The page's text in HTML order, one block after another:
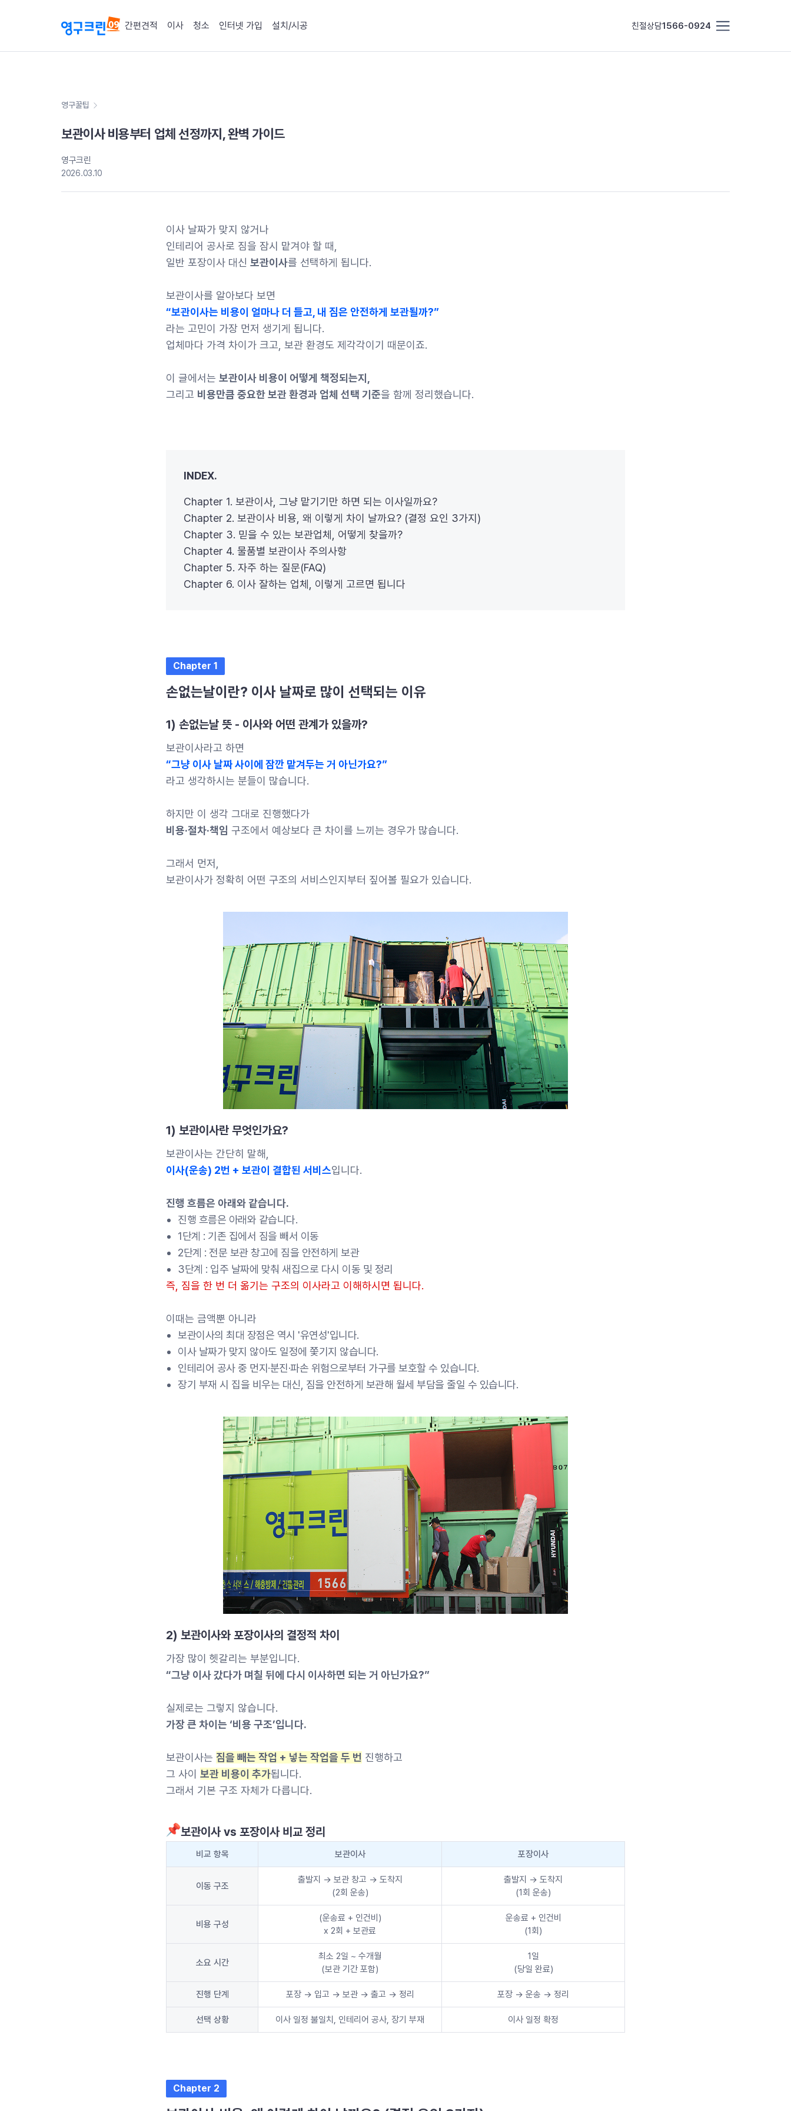
간편견적 이사 청소 인터넷 가입 설치/시공 친절상담1566-0924
영구꿀팁
보관이사 비용부터 업체 선정까지, 완벽 가이드
영구크린
2026.03.10
이사 날짜가 맞지 않거나
인테리어 공사로 짐을 잠시 맡겨야 할 때,
일반 포장이사 대신 보관이사를 선택하게 됩니다.
보관이사를 알아보다 보면
“보관이사는 비용이 얼마나 더 들고, 내 짐은 안전하게 보관될까?”
라는 고민이 가장 먼저 생기게 됩니다.
업체마다 가격 차이가 크고, 보관 환경도 제각각이기 때문이죠.
이 글에서는 보관이사 비용이 어떻게 책정되는지,
그리고 비용만큼 중요한 보관 환경과 업체 선택 기준을 함께 정리했습니다.
INDEX.
Chapter 1. 보관이사, 그냥 맡기기만 하면 되는 이사일까요?
Chapter 2. 보관이사 비용, 왜 이렇게 차이 날까요? (결정 요인 3가지)
Chapter 3. 믿을 수 있는 보관업체, 어떻게 찾을까?
Chapter 4. 물품별 보관이사 주의사항
Chapter 5. 자주 하는 질문(FAQ)
Chapter 6. 이사 잘하는 업체, 이렇게 고르면 됩니다
Chapter 1
손없는날이란? 이사 날짜로 많이 선택되는 이유
1) 손없는날 뜻 - 이사와 어떤 관계가 있을까?
보관이사라고 하면
“그냥 이사 날짜 사이에 잠깐 맡겨두는 거 아닌가요?”
라고 생각하시는 분들이 많습니다.
하지만 이 생각 그대로 진행했다가
비용·절차·책임 구조에서 예상보다 큰 차이를 느끼는 경우가 많습니다.
그래서 먼저,
보관이사가 정확히 어떤 구조의 서비스인지부터 짚어볼 필요가 있습니다.
1) 보관이사란 무엇인가요?
보관이사는 간단히 말해,
이사(운송) 2번 + 보관이 결합된 서비스입니다.
진행 흐름은 아래와 같습니다.
진행 흐름은 아래와 같습니다.
1단계 : 기존 집에서 짐을 빼서 이동
2단계 : 전문 보관 창고에 짐을 안전하게 보관
3단계 : 입주 날짜에 맞춰 새집으로 다시 이동 및 정리
즉, 짐을 한 번 더 옮기는 구조의 이사라고 이해하시면 됩니다.
이때는 금액뿐 아니라
보관이사의 최대 장점은 역시 '유연성'입니다.
이사 날짜가 맞지 않아도 일정에 쫓기지 않습니다.
인테리어 공사 중 먼지·분진·파손 위험으로부터 가구를 보호할 수 있습니다.
장기 부재 시 집을 비우는 대신, 짐을 안전하게 보관해 월세 부담을 줄일 수 있습니다.
2) 보관이사와 포장이사의 결정적 차이
가장 많이 헷갈리는 부분입니다.
“그냥 이사 갔다가 며칠 뒤에 다시 이사하면 되는 거 아닌가요?”
실제로는 그렇지 않습니다.
가장 큰 차이는 ‘비용 구조’입니다.
보관이사는 짐을 빼는 작업 + 넣는 작업을 두 번 진행하고
그 사이 보관 비용이 추가됩니다.
그래서 기본 구조 자체가 다릅니다.
보관이사 vs 포장이사 비교 정리
비교 항목 보관이사 포장이사
이동 구조
출발지 → 보관 창고 → 도착지
(2회 운송)
출발지 → 도착지
(1회 운송)
비용 구성
(운송료 + 인건비)
x 2회 + 보관료
운송료 + 인건비
(1회)
소요 시간
최소 2일 ~ 수개월
(보관 기간 포함)
1일
(당일 완료)
진행 단계 포장 → 입고 → 보관 → 출고 → 정리 포장 → 운송 → 정리
선택 상황 이사 일정 불일치, 인테리어 공사, 장기 부재 이사 일정 확정
Chapter 2